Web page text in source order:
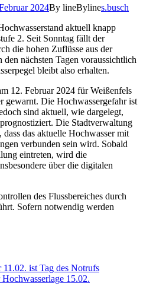
2024By lineBylines.busch
aktuell knapp
2. Seit Sonntag fällt der
die hohen Zuflüsse aus der
nächsten Tagen voraussichtlich
bleibt also erhalten.
12. Februar 2024 für Weißenfels
gewarnt. Die Hochwassergefahr ist
sind aktuell, wie dargelegt,
Die Stadtverwaltung
das aktuelle Hochwasser mit
verbunden sein wird. Sobald
eintreten, wird die
über die digitalen
des Flussbereiches durch
Sofern notwendig werden
11.02. ist Tag des Notrufs
15.02.